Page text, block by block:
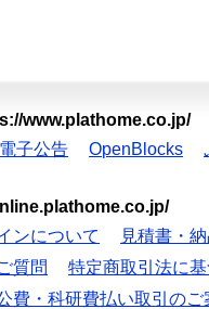
www.plathome.co.jp/
電子公告 OpenBlocks
ンについて
見積書・
質問
特定商取引法に
費・科研費払い取引のご